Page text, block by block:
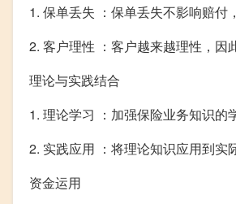
1. 保单丢失 ：保单丢失不影响赔付
2. 客户理性 ：客户越来越理性，因
理论与实践结合
1. 理论学习 ：加强保险业务知识的
2. 实践应用 ：将理论知识应用到实
资金运用